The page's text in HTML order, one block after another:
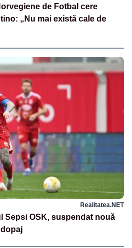
de Fotbal cere
„Nu mai există cale de
Realitatea.NET
Sepsi OSK, suspendat nouă
dopaj